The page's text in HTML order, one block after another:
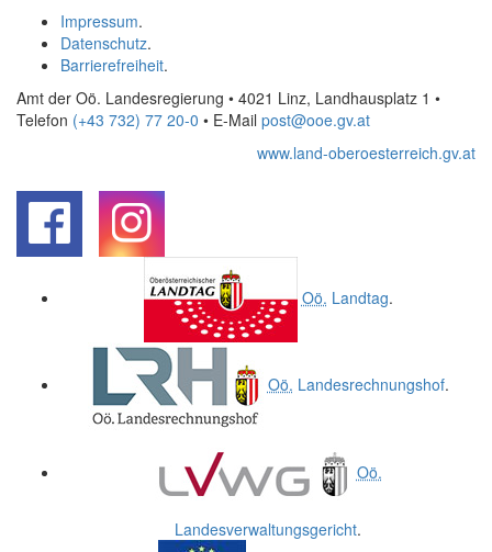
Impressum.
Datenschutz.
Barrierefreiheit.
Amt der Oö. Landesregierung • 4021 Linz, Landhausplatz 1 •
Telefon (+43 732) 77 20-0 • E-Mail post@ooe.gv.at
www.land-oberoesterreich.gv.at
Oö. Landtag.
Oö. Landesrechnungshof.
Oö.
Landesverwaltungsgericht.